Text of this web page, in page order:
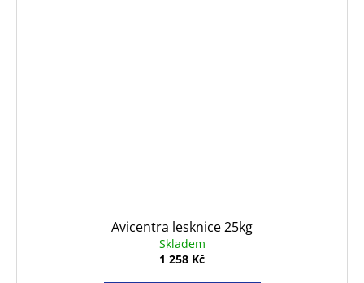
Avicentra lesknice 25kg
Skladem
1 258 Kč